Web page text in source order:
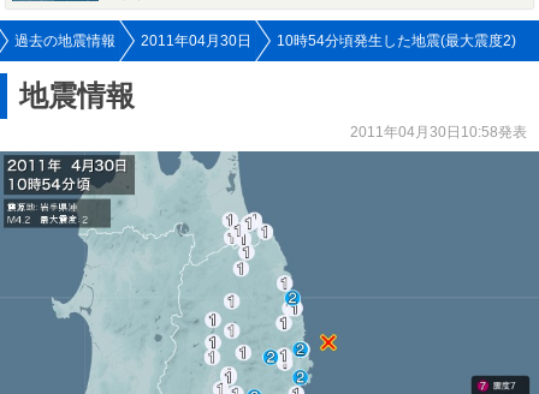
過去の地震情報 2011年04月30日 10時54分頃発生した地震(最大震度2)
地震情報
2011年04月30日10:58発表